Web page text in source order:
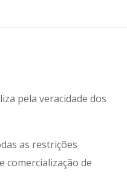
pela veracidade dos
as restrições
comercialização de